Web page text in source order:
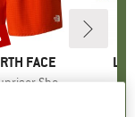
FACE
Short 3
LA